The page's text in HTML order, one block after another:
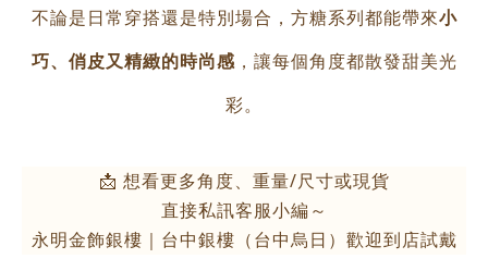
不論是日常穿搭還是特別場合，方糖系列都能帶來小
巧、俏皮又精緻的時尚感，讓每個角度都散發甜美光
彩。
📩 想看更多角度、重量/尺寸或現貨
直接私訊客服小編～
永明金飾銀樓｜台中銀樓（台中烏日）歡迎到店試戴